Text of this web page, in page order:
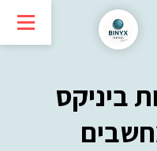
ביניקס